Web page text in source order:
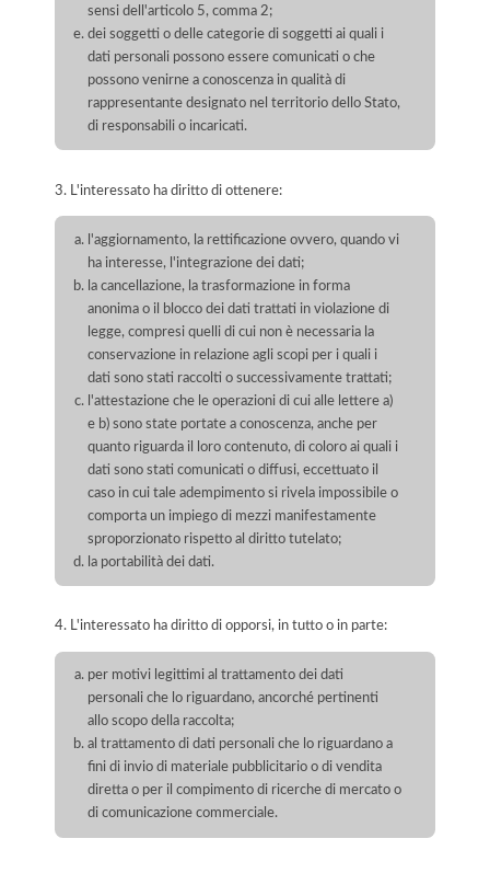
sensi dell'articolo 5, comma 2;
dei soggetti o delle categorie di soggetti ai quali i
dati personali possono essere comunicati o che
possono venirne a conoscenza in qualità di
rappresentante designato nel territorio dello Stato,
di responsabili o incaricati.
3. L'interessato ha diritto di ottenere:
l'aggiornamento, la rettificazione ovvero, quando vi
ha interesse, l'integrazione dei dati;
la cancellazione, la trasformazione in forma
anonima o il blocco dei dati trattati in violazione di
legge, compresi quelli di cui non è necessaria la
conservazione in relazione agli scopi per i quali i
dati sono stati raccolti o successivamente trattati;
l'attestazione che le operazioni di cui alle lettere a)
e b) sono state portate a conoscenza, anche per
quanto riguarda il loro contenuto, di coloro ai quali i
dati sono stati comunicati o diffusi, eccettuato il
caso in cui tale adempimento si rivela impossibile o
comporta un impiego di mezzi manifestamente
sproporzionato rispetto al diritto tutelato;
la portabilità dei dati.
4. L'interessato ha diritto di opporsi, in tutto o in parte:
per motivi legittimi al trattamento dei dati
personali che lo riguardano, ancorché pertinenti
allo scopo della raccolta;
al trattamento di dati personali che lo riguardano a
fini di invio di materiale pubblicitario o di vendita
diretta o per il compimento di ricerche di mercato o
di comunicazione commerciale.